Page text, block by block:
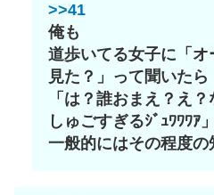
>>41
俺も
道歩いてる女子に「
見た？」って聞いたら
「は？誰おまえ？え
しゅごすぎるｼﾞｭﾜﾜﾜｱ
一般的にはその程度の